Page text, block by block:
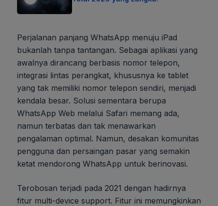
Perjalanan panjang WhatsApp menuju iPad
bukanlah tanpa tantangan. Sebagai aplikasi yang
awalnya dirancang berbasis nomor telepon,
integrasi lintas perangkat, khususnya ke tablet
yang tak memiliki nomor telepon sendiri, menjadi
kendala besar. Solusi sementara berupa
WhatsApp Web melalui Safari memang ada,
namun terbatas dan tak menawarkan
pengalaman optimal. Namun, desakan komunitas
pengguna dan persaingan pasar yang semakin
ketat mendorong WhatsApp untuk berinovasi.
Terobosan terjadi pada 2021 dengan hadirnya
fitur multi-device support. Fitur ini memungkinkan